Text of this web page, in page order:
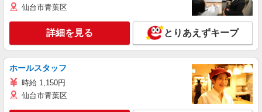
仙台市青葉区
詳細を見る とりあえずキープ
ホールスタッフ
時給 1,150円
仙台市青葉区